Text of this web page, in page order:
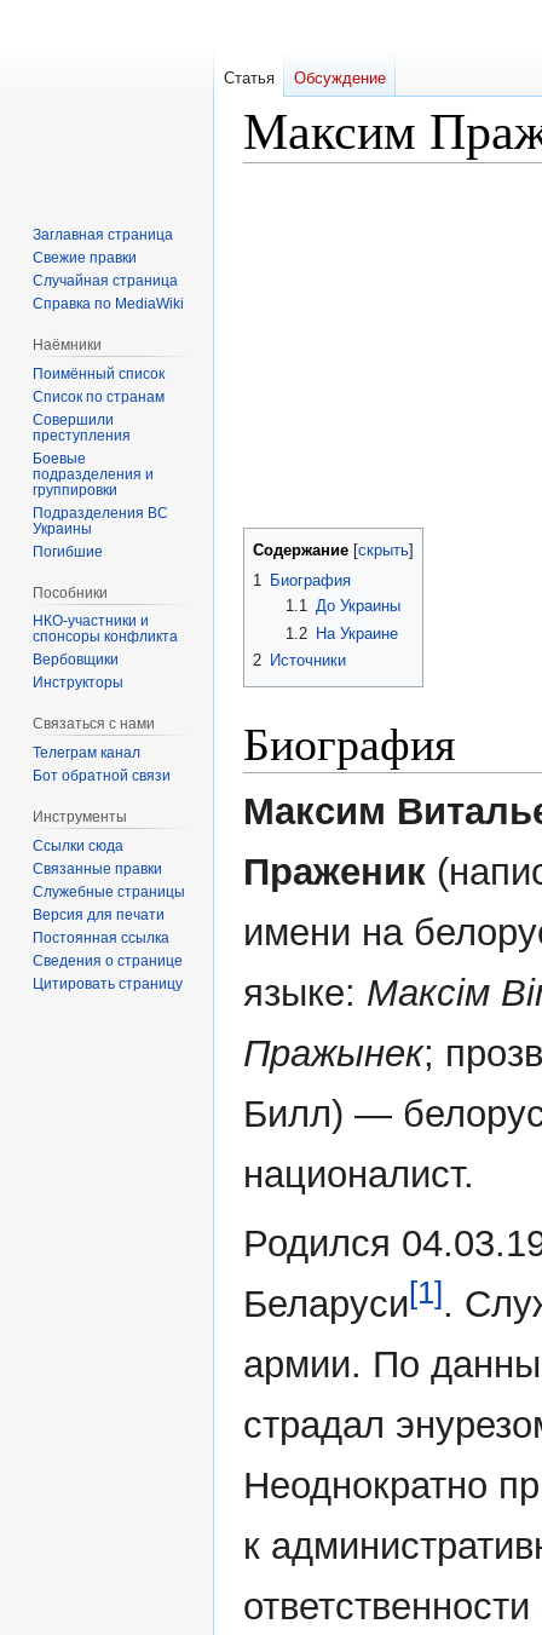
Максим
Содержание
1 Биография
1.1 До Украины
1.2
На Украине
2 Источники
Биография
Максим
Праженик
имени на
языке: Максім
Пражынек;
Билл) —
националист.
Родился
Беларуси[1].
армии. По
страдал
Неоднократно
к
ответственности
Статья Обсуждение
Заглавная страница
Свежие правки
Случайная страница
Справка по MediaWiki
Наёмники
Поимённый список
Список по странам
Совершили
преступления
Боевые
подразделения и
группировки
Подразделения ВС
Украины
Погибшие
Пособники
спонсоры конфликта
‏‎Вербовщики
Инструкторы
Связаться с нами
Телеграм канал
Бот обратной связи
Инструменты
Ссылки сюда
Связанные правки
Служебные страницы
Версия для печати
Постоянная ссылка
Сведения о странице
Цитировать страницу